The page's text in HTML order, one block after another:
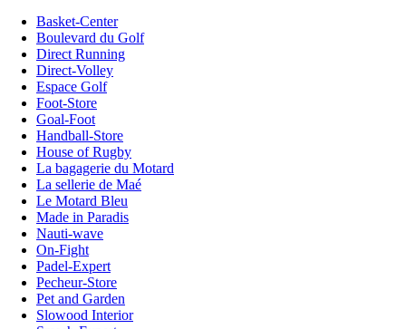
Basket-Center
Boulevard du Golf
Direct Running
Direct-Volley
Espace Golf
Foot-Store
Goal-Foot
Handball-Store
House of Rugby
La bagagerie du Motard
La sellerie de Maé
Le Motard Bleu
Made in Paradis
Nauti-wave
On-Fight
Padel-Expert
Pecheur-Store
Pet and Garden
Slowood Interior